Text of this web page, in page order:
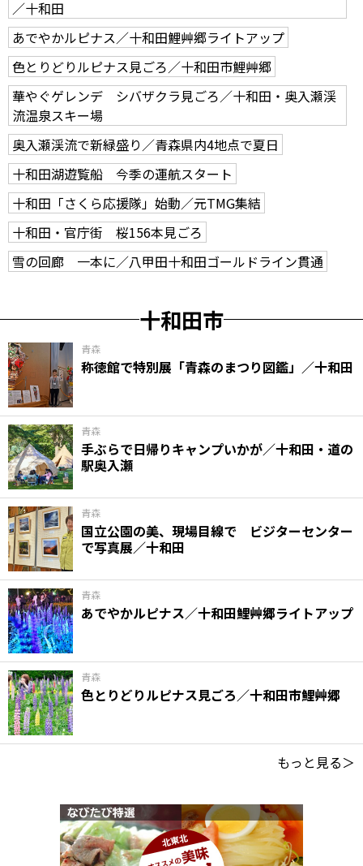
／十和田
あでやかルピナス／十和田鯉艸郷ライトアップ
色とりどりルピナス見ごろ／十和田市鯉艸郷
華やぐゲレンデ シバザクラ見ごろ／十和田・奥入瀬渓
流温泉スキー場
奥入瀬渓流で新緑盛り／青森県内4地点で夏日
十和田湖遊覧船 今季の運航スタート
十和田「さくら応援隊」始動／元TMG集結
十和田・官庁街 桜156本見ごろ
雪の回廊 一本に／八甲田十和田ゴールドライン貫通
十和田市
青森
称徳館で特別展「青森のまつり図鑑」／十和田
青森
手ぶらで日帰りキャンプいかが／十和田・道の
駅奥入瀬
青森
国立公園の美、現場目線で ビジターセンター
で写真展／十和田
青森
あでやかルピナス／十和田鯉艸郷ライトアップ
青森
色とりどりルピナス見ごろ／十和田市鯉艸郷
もっと見る＞